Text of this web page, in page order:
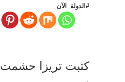
#الدولة_الآن
كتبت تريزا حشمت